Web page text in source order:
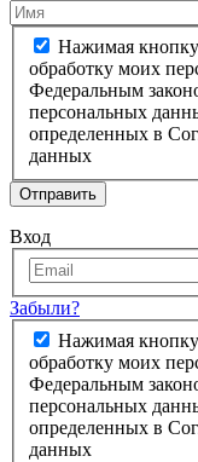
Нажимая кнопку
обработку моих
Федеральным
персональных
определенных в
данных
Отправить
Вход
Забыли?
Нажимая кнопку
обработку моих
Федеральным
персональных
определенных в
данных